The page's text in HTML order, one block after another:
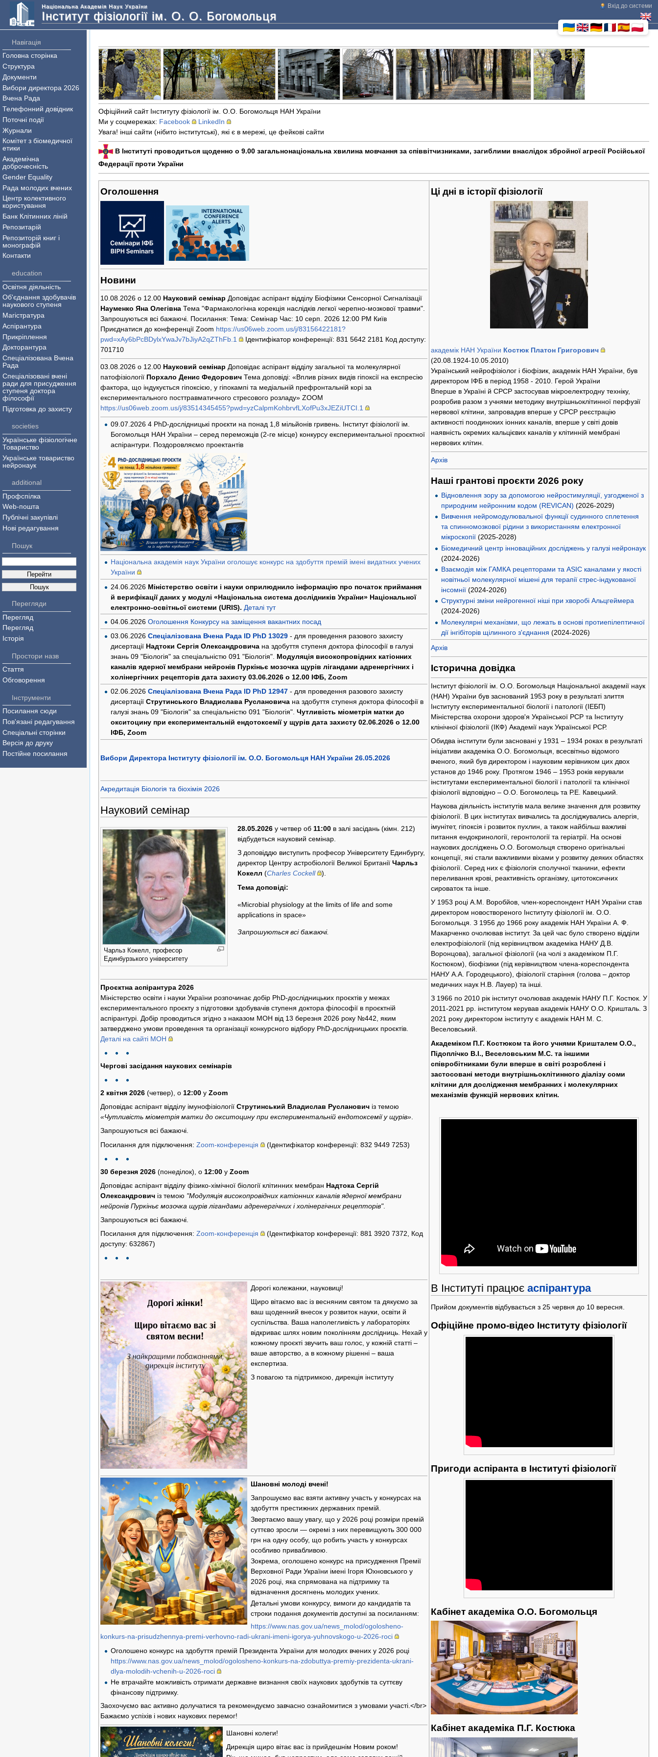
Офіційний сайт Інституту фізіології ім. О.О. Богомольця НАН України
Ми у соцмережах: Facebook
LinkedIn
Увага! інші сайти (нібито інститутські), які є в мережі, це фейкові сайти
В Інституті проводиться щоденно о 9.00 загальнонаціональна хвилина мовчання за співвітчизниками, загиблими внаслідок збройної агресії Російської
Федерації проти України
Оголошення
Новини
10.08.2026 о 12.00 Науковий семінар Доповідає аспірант відділу Біофізики Сенсорної Сигналізації
Науменко Яна ОлегівнаТема "Фармакологічна корекція наслідків легкої черепно-мозкової травми".
Запрошуються всі бажаючі. Посилання: Тема: Семінар Час: 10 серп. 2026 12:00 PM Київ
Приєднатися до конференції Zoom https://us06web.zoom.us/j/83156422181?
pwd=xAy6bPcBDylxYwaJv7bJiyA2qZThFb.1
Ідентифікатор конференції: 831 5642 2181 Код доступу:
701710
03.08.2026 о 12.00 Науковий семінар Доповідає аспірант відділу загальної та молекулярної
патофізіології Порхало Денис ФедоровичТема доповіді: «Вплив різних видів гіпоксії на експресію
фактора, що індукується гіпоксією, у гіпокампі та медіальній префронтальній корі за
експериментального посттравматичного стресового розладу» ZOOM
https://us06web.zoom.us/j/83514345455?pwd=yzCalpmKohbrvfLXofPu3xJEZiUTCI.1
09.07.2026 4 PhD-дослідницькі проєкти на понад 1,8 мільйонів гривень. Інститут фізіології ім.
Богомольця НАН України – серед переможців (2-ге місце) конкурсу експериментальної проєктної
аспірантури. Поздоровляємо проектантів
Національна академія наук України оголошує конкурс на здобуття премій імені видатних учених
України
24.06.2026 Міністерство освіти і науки оприлюднило інформацію про початок приймання
й верифікації даних у модулі «Національна система дослідників України» Національної
електронно-освітньої системи (URIS). Деталі тут
04.06.2026Оголошення Конкурсу на заміщення вакантних посад
03.06.2026Спеціалізована Вчена Рада ID PhD 13029 - для проведення разового захисту
дисертації Надтоки Сергія Олександровича на здобуття ступеня доктора філософії в галузі
знань 09 "Біологія" за спеціальністю 091 "Біологія". Модуляція високопровідних катіонних
каналів ядерної мембрани нейронів Пуркіньє мозочка щурів лігандами адренергічних і
холінергічних рецепторів дата захисту 03.06.2026 о 12.00 ІФБ, Zoom
02.06.2026 Спеціалізована Вчена Рада ID PhD 12947 - для проведення разового захисту
дисертаціїСтрутинського Владислава Руслановича на здобуття ступеня доктора філософії в
галузі знань 09 "Біологія" за спеціальністю 091 "Біологія".Чутливість міометрія матки до
окситоцину при експериментальній ендотоксемії у щурів дата захисту 02.06.2026 о 12.00
ІФБ, Zoom
Вибори Директора Інституту фізіології ім. О.О. Богомольця НАН України 26.05.2026
Акредитація Біологія та біохімія 2026
Науковий семінар
Чарльз Кокелл, професор
Единбурзького університету
28.05.2026 у четвер об11:00 в залі засідань (кімн. 212)
відбудеться науковий семінар.
З доповіддю виступить професор Університету Единбургу,
директор Центру астробіології Великої БританіїЧарльз
Кокелл (Charles Cockell
).
Тема доповіді:
«Microbial physiology at the limits of life and some
applications in space»
Запрошуються всі бажаючі.
Проєктна аспірантура 2026
Міністерство освіти і науки України розпочинає добір PhD-дослідницьких проєктів у межах
експериментального проєкту з підготовки здобувачів ступеня доктора філософії в проєктній
аспірантурі. Добір проводиться згідно з наказом МОН від 13 березня 2026 року №442, яким
затверджено умови проведення та організації конкурсного відбору PhD-дослідницьких проєктів.
Деталі на сайті МОН
Чергові засідання наукових семінарів
2 квітня 2026(четвер), о 12:00у Zoom
Доповідає аспірант відділу імунофізіології Струтинський Владислав Руслановичіз темою
«Чутливість міометрія матки до окситоцину при експериментальній ендотоксемії у щурів».
Запрошуються всі бажаючі.
Посилання для підключення: Zoom-конференція (Ідентифікатор конференції: 832 9449 7253)
30 березня 2026(понеділок), о 12:00у Zoom
Доповідає аспірант відділу фізико-хімічної біології клітинних мембран Надтока Сергій
Олександровичіз темою "Модуляція високопровідних катіонних каналів ядерної мембрани
нейронів Пуркіньє мозочка щурів лігандами адренергічних і холінергічних рецепторів".
Запрошуються всі бажаючі.
Посилання для підключення: Zoom-конференція
(Ідентифікатор конференції: 881 3920 7372, Код
доступу: 632867)
Дорогі колежанки, науковиці!
Щиро вітаємо вас із весняним святом та дякуємо за
ваш щоденний внесок у розвиток науки, освіти й
суспільства. Ваша наполегливість у лабораторіях
відкриває шлях новим поколінням дослідниць. Нехай у
кожному проєкті звучить ваш голос, у кожній статті –
ваше авторство, а в кожному рішенні – ваша
експертиза.
З повагою та підтримкою, дирекція інституту
Шановні молоді вчені!
Запрошуємо вас взяти активну участь у конкурсах на
здобуття престижних державних премій.
Звертаємо вашу увагу, що у 2026 році розміри премій
суттєво зросли — окремі з них перевищують 300 000
грн на одну особу, що робить участь у конкурсах
особливо привабливою.
Зокрема, оголошено конкурс на присудження Премії
Верховної Ради України імені Ігоря Юхновського у
2026 році, яка спрямована на підтримку та
відзначення досягнень молодих учених.
Детальні умови конкурсу, вимоги до кандидатів та
строки подання документів доступні за посиланням:
https://www.nas.gov.ua/news_molod/ogolosheno-
konkurs-na-prisudzhennya-premi-verhovno-radi-ukrani-imeni-igorya-yuhnovskogo-u-2026-roci
Оголошено конкурс на здобуття премій Президента України для молодих вчених у 2026 році
https://www.nas.gov.ua/news_molod/ogolosheno-konkurs-na-zdobuttya-premiy-prezidenta-ukrani-
dlya-molodih-vchenih-u-2026-roci
Не втрачайте можливість отримати державне визнання своїх наукових здобутків та суттєву
фінансову підтримку.
Заохочуємо вас активно долучатися та рекомендуємо завчасно ознайомитися з умовами участі.</br>
Бажаємо успіхів і нових наукових перемог!
Шановні колеги!
Дирекція щиро вітає вас із прийдешнім Новим роком!
Ці дні в історії фізіології
академік НАН України Костюк Платон Григорович
(20.08.1924-10.05.2010)
Український нейрофізіолог і біофізик, академік НАН України, був
директором ІФБ в період 1958 - 2010. Герой України
Вперше в Україні й СРСР застосував мікроелектродну техніку,
розробив разом з учнями методику внутрішньоклітинної перфузії
нервової клітини, запровадив вперше у СРСР реєстрацію
активності поодиноких іонних каналів, вперше у світі довів
наявність окремих кальцієвих каналів у клітинній мембрані
нервових клітин.
Архів
Наші грантові проєкти 2026 року
Відновлення зору за допомогою нейростимуляції, узгодженої з
природним нейронним кодом (REVICAN) (2026-2029)
Вивчення нейромодулювальної функції судинного сплетення
та спинномозкової рідини з використанням електронної
мікроскопії (2025-2028)
Біомедичний центр інноваційних досліджень у галузі нейронаук
(2024-2026)
Взаємодія між ГАМКА рецепторами та ASIC каналами у якості
новітньої молекулярної мішені для терапії стрес-індукованої
інсомнії (2024-2026)
Структурні зміни нейрогенної ніші при хворобі Альцгеймера
(2024-2026)
Молекулярні механізми, що лежать в основі протиепілептичної
дії інгібіторів щілинного з'єднання (2024-2026)
Архів
Історична довідка
Інститут фізіології ім. О.О. Богомольця Національної академії наук
(НАН) України був заснований 1953 року в результаті злиття
Інституту експериментальної біології і патології (ІЕБП)
Міністерства охорони здоров'я Української РСР та Інституту
клінічної фізіології (ІКФ) Академії наук Української РСР.
Обидва інститути були засновані у 1931 – 1934 роках в результаті
ініціативи академіка О.О. Богомольця, всесвітньо відомого
вченого, який був директором і науковим керівником цих двох
установ до 1946 року. Протягом 1946 – 1953 років керували
інститутами експериментальної біології і патології та клінічної
фізіології відповідно – О.О. Богомолець та Р.Е. Кавецький.
Наукова діяльність інститутів мала велике значення для розвитку
фізіології. В цих інститутах вивчались та досліджувались алергія,
імунітет, гіпоксія і розвиток пухлин, а також найбільш важливі
питання ендокринології, геронтології та геріатрії. На основі
наукових досліджень O.O. Богомольця створено оригінальні
концепції, які стали важливими віхами у розвитку деяких областях
фізіології. Серед них є фізіологія сполучної тканини, ефекти
переливання крові, реактивність організму, цитотоксичних
сироваток та інше.
У 1953 році А.М. Воробйов, член-кореспондент НАН України став
директором новоствореного Інституту фізіології ім. О.О.
Богомольця. З 1956 до 1966 року академік НАН України А. Ф.
Макарченко очолював інститут. За цей час було створено відділи
електрофізіології (під керівництвом академіка НАНУ Д.В.
Воронцова), загальної фізіології (на чолі з академіком П.Г.
Костюком), біофізики (під керівництвом члена-кореспондента
НАНУ А.А. Городецького), фізіології старіння (голова – доктор
медичних наук Н.В. Лауер) та інші.
З 1966 по 2010 рік інститут очолював академік НАНУ П.Г. Костюк. У
2011-2021 рр. інститутом керував академік НАНУ O.O. Кришталь. З
2021 року директором інституту є академік НАН М. С.
Веселовський.
Академіком П.Г. Костюком та його учнями Кришталем О.О.,
Підоплічко В.І., Веселовським М.С. та іншими
співробітниками були вперше в світі розроблені і
застосовані методи внутрішньоклітинного діалізу соми
клітини для дослідження мембранних і молекулярних
механізмів функцій нервових клітин.
В Інституті працює аспірантура
Прийом документів відбувається з 25 червня до 10 вересня.
Офіційне промо-відео Інституту фізіології
Пригоди аспіранта в Інституті фізіології
Кабінет академіка О.О. Богомольця
Кабінет академіка П.Г. Костюка
Національна Академія Наук України
Інститут фізіології ім. О. О. Богомольця
Вхід до системи
Навігація
Головна сторінка
Структура
Документи
Вибори директора 2026
Вчена Рада
Телефонний довідник
Поточні події
Журнали
Комітет з біомедичної
етики
Академічна
доброчесність
Gender Equality
Рада молодих вчених
Центр колективного
користування
Банк Клітинних ліній
Репозитарій
Репозиторій книг і
монографій
Контакти
education
Освітня діяльність
Об'єднання здобувачів
наукового ступеня
Магістратура
Аспірантура
Прикріплення
Докторантура
Спеціалізована Вчена
Рада
Cпеціалізовані вчені
ради для присудження
ступеня доктора
філософії
Підготовка до захисту
societies
Українське фізіологічне
Товариство
Українське товариство
нейронаук
additional
Профспілка
Web-пошта
Публічні закупівлі
Нові редагування
Пошук
Перегляди
Перегляд
Перегляд
Історія
Простори назв
Стаття
Обговорення
Інструменти
Посилання сюди
Пов'язані редагування
Спеціальні сторінки
Версія до друку
Постійне посилання